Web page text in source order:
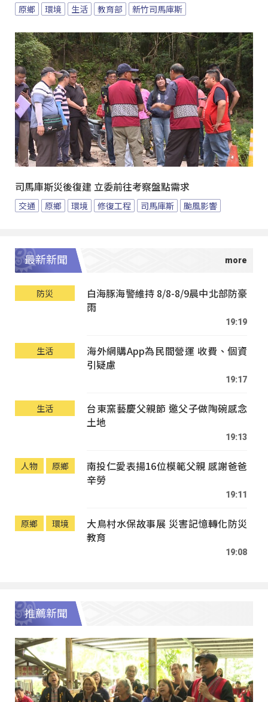
原鄉 環境 生活 教育部 新竹司馬庫斯
司馬庫斯災後復建 立委前往考察盤點需求
交通 原鄉 環境 修復工程 司馬庫斯 颱風影響
最新新聞
防災
白海豚海警維持 8/8-8/9晨中北部防豪
雨
19:19
生活
海外網購App為民間營運 收費、個資
引疑慮
19:17
生活
台東窯藝慶父親節 邀父子做陶碗感念
土地
19:13
人物 原鄉
南投仁愛表揚16位模範父親 感謝爸爸
辛勞
19:11
原鄉 環境
大鳥村水保故事展 災害記憶轉化防災
教育
19:08
推薦新聞